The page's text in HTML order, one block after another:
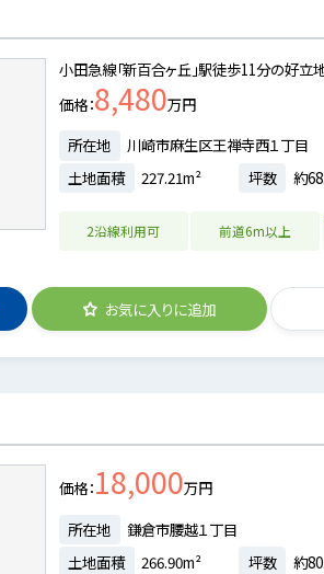
小田急線「新百合ヶ丘」駅徒歩11分の好立
価格 8,480万円
所在地
川崎市麻生区王禅寺西１丁目
土地面積
227.21m² 坪数 約
2沿線利用可 前道6m以上
お気に入りに追加
価格 18,000万円
所在地
鎌倉市腰越１丁目
土地面積
266.90m² 坪数 約